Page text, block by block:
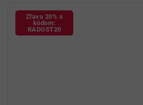
Zľava 20% s
kódom:
RADOST20